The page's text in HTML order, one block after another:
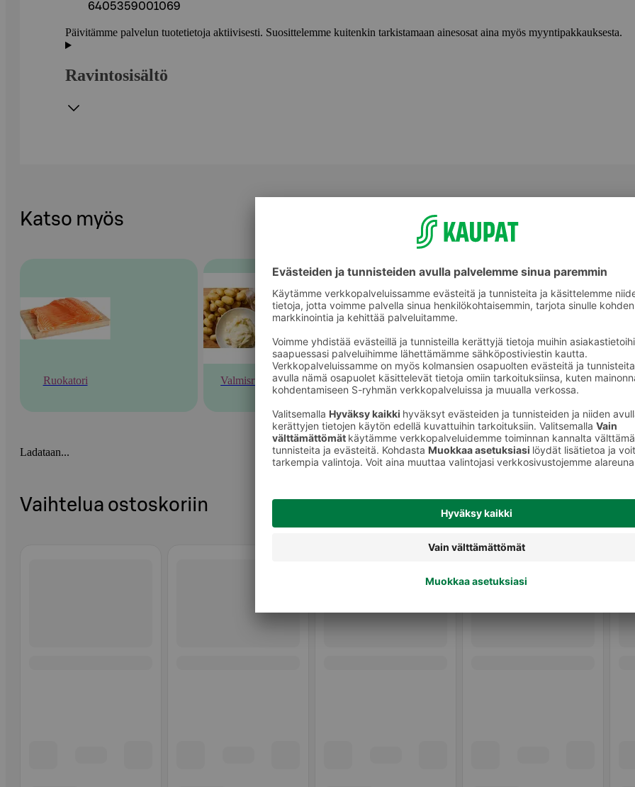
6405359001069
Päivitämme palvelun tuotetietoja aktiivisesti. Suosittelemme kuitenkin tarkistamaan ainesosat aina myös myyntipakkauksesta.
Ravintosisältö
Katso myös
Ruokatori Valmisruoka Välipalatuotteet
Ladataan...
Vaihtelua ostoskoriin